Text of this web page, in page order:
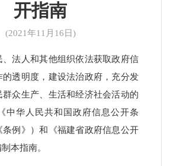
开指南
(2021年11月16日)
法人和其他组织依法获取政府信
的透明度，建设法治政府，充分发
众生产、生活和经济社会活动的
中华人民共和国政府信息公开条
例》）和《福建省政府信息公开
本指南。